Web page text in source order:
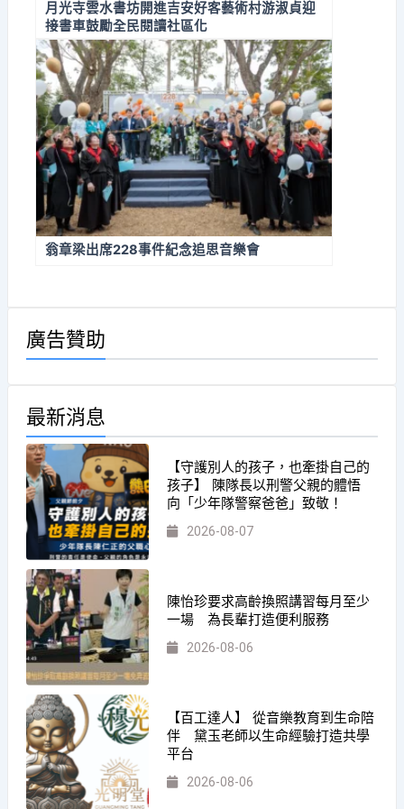
月光寺雲水書坊開進吉安好客藝術村游淑貞迎
接書車鼓勵全民閱讀社區化
翁章梁出席228事件紀念追思音樂會
廣告贊助
最新消息
【守護別人的孩子，也牽掛自己的
孩子】 陳隊長以刑警父親的體悟
向「少年隊警察爸爸」致敬！
2026-08-07
陳怡珍要求高齡換照講習每月至少
一場 為長輩打造便利服務
2026-08-06
【百工達人】 從音樂教育到生命陪
伴 黛玉老師以生命經驗打造共學
平台
2026-08-06